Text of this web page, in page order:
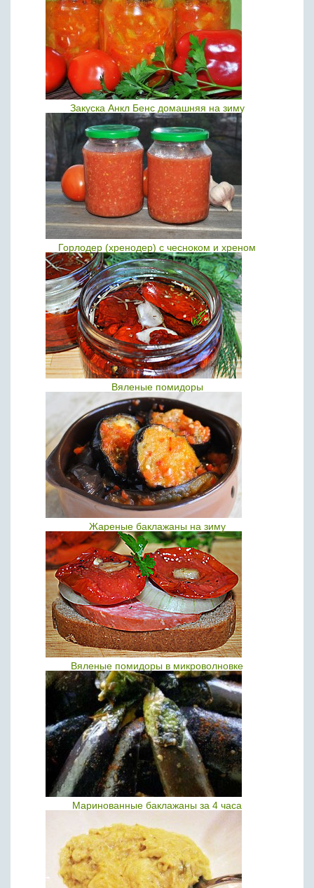
Закуска Анкл Бенс домашняя на зиму
Горлодер (хренодер) с чесноком и хреном
Вяленые помидоры
Жареные баклажаны на зиму
Вяленые помидоры в микроволновке
Маринованные баклажаны за 4 часа